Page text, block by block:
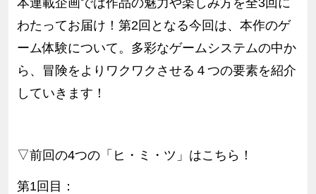
わたってお届け！第2回となる今回は、本作のゲ
ーム体験について。多彩なゲームシステムの中か
ら、冒険をよりワクワクさせる４つの要素を紹介
していきます！
▽前回の4つの「ヒ・ミ・ツ」はこちら！
第1回目：